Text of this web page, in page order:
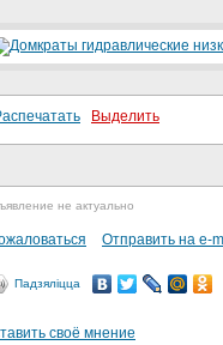
Выделить
не актуально
Отправить на e-
Падзяліцца
своё мнение